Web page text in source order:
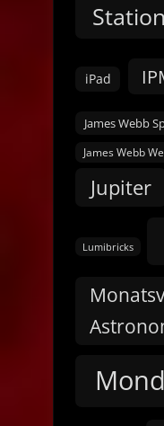
Station
iPad
James Webb
James Webb
Jupiter
Lumibricks
Mond